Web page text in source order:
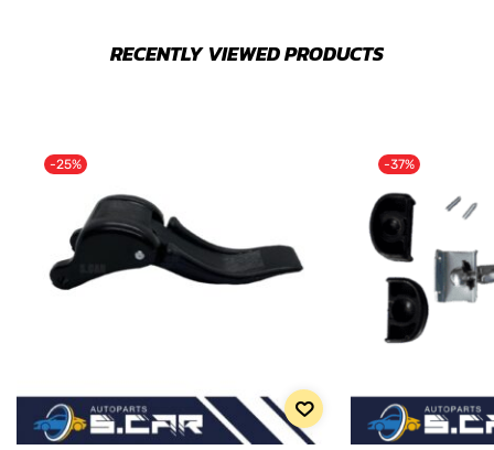
RECENTLY VIEWED PRODUCTS
-25% -37%